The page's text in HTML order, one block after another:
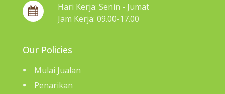
Hari Kerja: Senin - Jumat
Jam Kerja: 09.00-17.00
Our Policies
Mulai Jualan
Penarikan